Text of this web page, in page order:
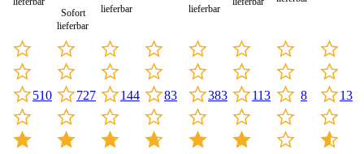
510
Sofort
lieferbar
727
lieferbar
144 83
lieferbar
383 113 8 13